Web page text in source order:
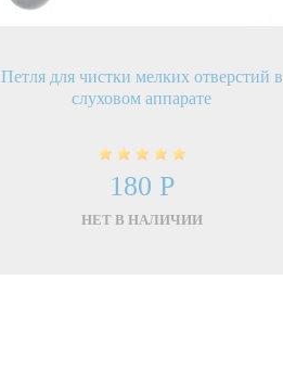
Петля для чистки мелких отверстий в
слуховом аппарате
180 Р
НЕТ В НАЛИЧИИ